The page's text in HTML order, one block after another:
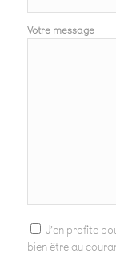
Votre message
J'en profite
bien être au